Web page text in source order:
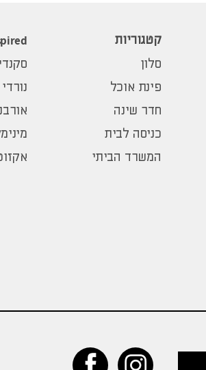
קטגוריות
סלון
פינת אוכל
חדר שינה
כניסה לבית
המשרד הביתי
נורדי